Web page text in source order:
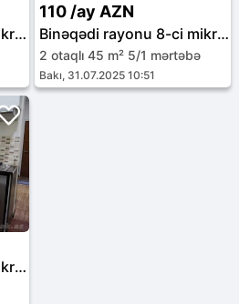
Binəqədi rayonu 7-ci mikrorayon
110 /ay AZN
Binəqədi rayonu 8-ci mikrorayon
2 otaqlı 45 m² 5/1 mərtəbə
Bakı, 31.07.2025 10:51
Binəqədi rayonu 7-ci mikrorayon